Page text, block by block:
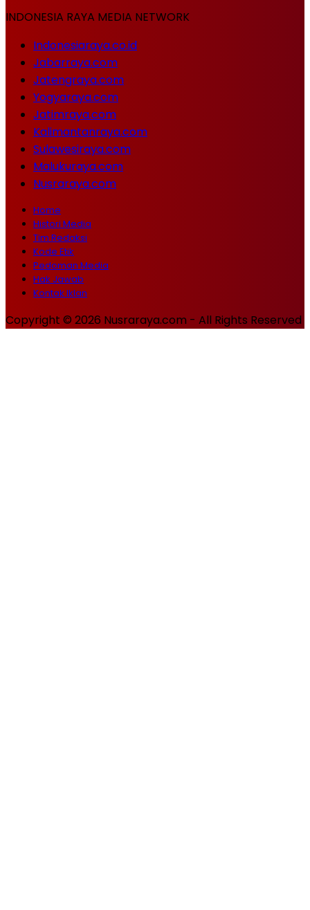
INDONESIA RAYA MEDIA NETWORK
Indonesiaraya.co.id
Jabarraya.com
Jatengraya.com
Yogyaraya.com
Jatimraya.com
Kalimantanraya.com
Sulawesiraya.com
Malukuraya.com
Nusraraya.com
Home
Histori Media
Tim Redaksi
Kode Etik
Pedoman Media
Hak Jawab
Kontak Iklan
Copyright © 2026 Nusraraya.com - All Rights Reserved